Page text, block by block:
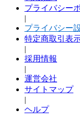
プライバシー
|
プライバシー
特定商取引表
|
採用情報
|
運営会社
サイトマップ
|
ヘルプ